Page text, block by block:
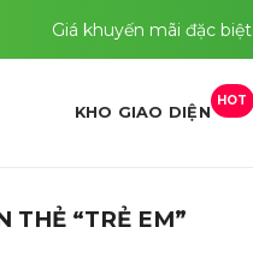
Giá khuyến mãi đặc biệt
KHO GIAO DIỆN
HOT
THẺ “TRẺ EM”